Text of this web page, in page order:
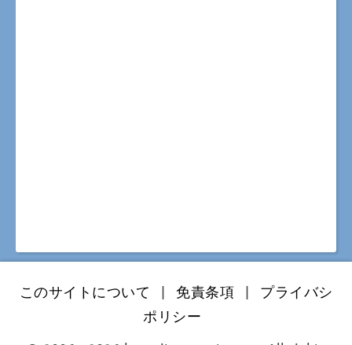
このサイトについて | 免責条項 |
プライバシ
ポリシー